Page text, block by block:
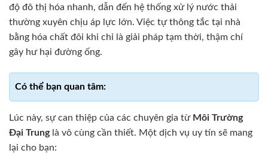
độ đô thị hóa nhanh, dẫn đến hệ thống xử lý nước thải
thường xuyên chịu áp lực lớn. Việc tự thông tắc tại nhà
bằng hóa chất đôi khi chỉ là giải pháp tạm thời, thậm chí
gây hư hại đường ống.
Lúc này, sự can thiệp của các chuyên gia từ Môi Trường
Đại Trunglà vô cùng cần thiết. Một dịch vụ uy tín sẽ mang
lại cho bạn: